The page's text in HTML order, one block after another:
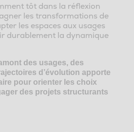
tôt dans la réflexion
les transformations de
les espaces aux usages
durablement la dynamique
des usages, des
d’évolution apporte
pour orienter les choix
des projets structurants